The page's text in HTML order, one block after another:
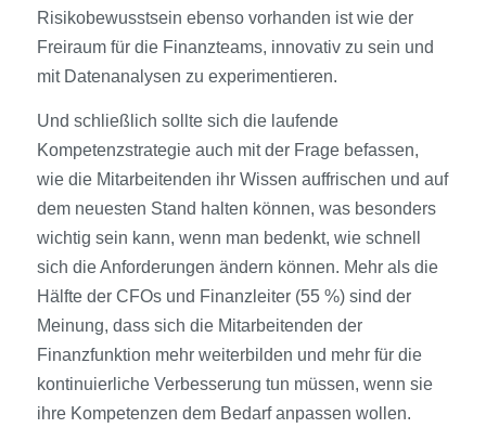
Risikobewusstsein ebenso vorhanden ist wie der
Freiraum für die Finanzteams, innovativ zu sein und
mit Datenanalysen zu experimentieren.
Und schließlich sollte sich die laufende
Kompetenzstrategie auch mit der Frage befassen,
wie die Mitarbeitenden ihr Wissen auffrischen und auf
dem neuesten Stand halten können, was besonders
wichtig sein kann, wenn man bedenkt, wie schnell
sich die Anforderungen ändern können. Mehr als die
Hälfte der CFOs und Finanzleiter (55 %) sind der
Meinung, dass sich die Mitarbeitenden der
Finanzfunktion mehr weiterbilden und mehr für die
kontinuierliche Verbesserung tun müssen, wenn sie
ihre Kompetenzen dem Bedarf anpassen wollen.